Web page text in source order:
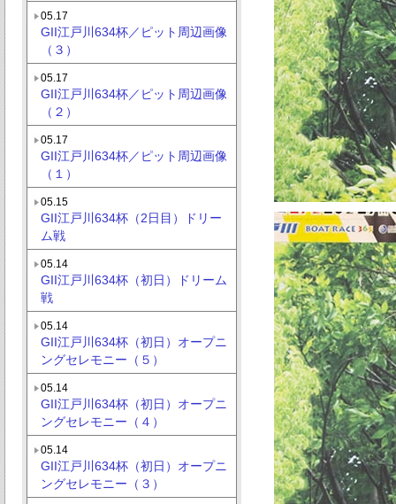
05.17
GII江戸川634杯／ピット周辺画像
（３）
05.17
GII江戸川634杯／ピット周辺画像
（２）
05.17
GII江戸川634杯／ピット周辺画像
（１）
05.15
GII江戸川634杯（2日目）ドリー
ム戦
05.14
GII江戸川634杯（初日）ドリーム
戦
05.14
GII江戸川634杯（初日）オープニ
ングセレモニー（５）
05.14
GII江戸川634杯（初日）オープニ
ングセレモニー（４）
05.14
GII江戸川634杯（初日）オープニ
ングセレモニー（３）